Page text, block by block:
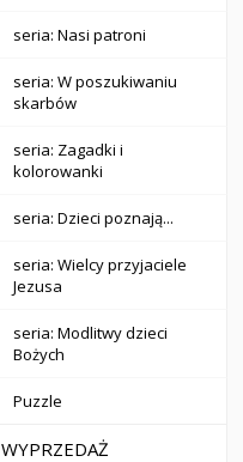
seria: Nasi patroni
seria: W poszukiwaniu
skarbów
seria: Zagadki i
kolorowanki
seria: Dzieci poznają...
seria: Wielcy przyjaciele
Jezusa
seria: Modlitwy dzieci
Bożych
Puzzle
WYPRZEDAŻ